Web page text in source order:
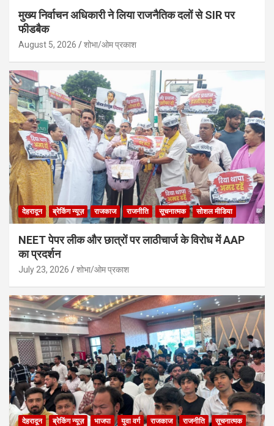
मुख्य निर्वाचन अधिकारी ने लिया राजनैतिक दलों से SIR पर
फीडबैक
August 5, 2026 शोभा/ओम प्रकाश
देहरादून ब्रेकिंग न्यूज़ राजकाज राजनीति सूचनात्मक सोशल मीडिया
NEET पेपर लीक और छात्रों पर लाठीचार्ज के विरोध में AAP
का प्रदर्शन
July 23, 2026 शोभा/ओम प्रकाश
देहरादून ब्रेकिंग न्यूज़ भाजपा युवा वर्ग राजकाज राजनीति
सूचनात्मक